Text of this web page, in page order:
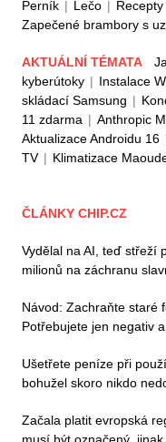
Perník | Lečo |
Zapečené brambory s
AKTUÁLNÍ TÉMATA
kyberútoky | Instalace
skládací Samsung |
11 zdarma | Anthropic
Aktualizace Androidu 16
TV | Klimatizace
ČLÁNKY CHIP.CZ
Vydělal na AI, teď střeží
milionů na záchranu
Návod: Zachraňte staré
Potřebujete jen negativ
Ušetřete peníze při
bohužel skoro nikdo
Začala platit evropská